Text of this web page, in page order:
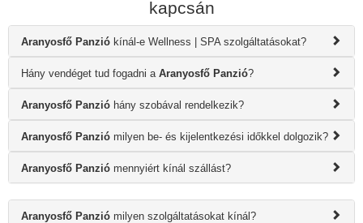
kapcsán
Aranyosfő Panzió kínál-e Wellness | SPA szolgáltatásokat?
Hány vendéget tud fogadni a Aranyosfő Panzió?
Aranyosfő Panzió hány szobával rendelkezik?
Aranyosfő Panzió milyen be- és kijelentkezési időkkel dolgozik?
Aranyosfő Panzió mennyiért kínál szállást?
Aranyosfő Panzió milyen szolgáltatásokat kínál?